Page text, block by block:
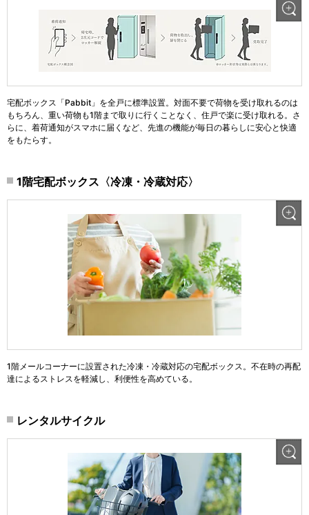
宅配ボックス「Pabbit」を全戸に標準設置。対面不要で荷物を受け取れるのは
もちろん、重い荷物も1階まで取りに行くことなく、住戸で楽に受け取れる。さ
らに、着荷通知がスマホに届くなど、先進の機能が毎日の暮らしに安心と快適
をもたらす。
1階宅配ボックス〈冷凍・冷蔵対応〉
1階メールコーナーに設置された冷凍・冷蔵対応の宅配ボックス。不在時の再配
達によるストレスを軽減し、利便性を高めている。
レンタルサイクル